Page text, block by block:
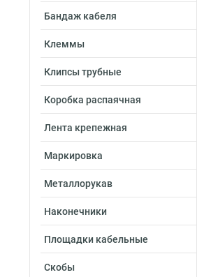
Бандаж кабеля
Клеммы
Клипсы трубные
Коробка распаячная
Лента крепежная
Маркировка
Металлорукав
Наконечники
Площадки кабельные
Скобы